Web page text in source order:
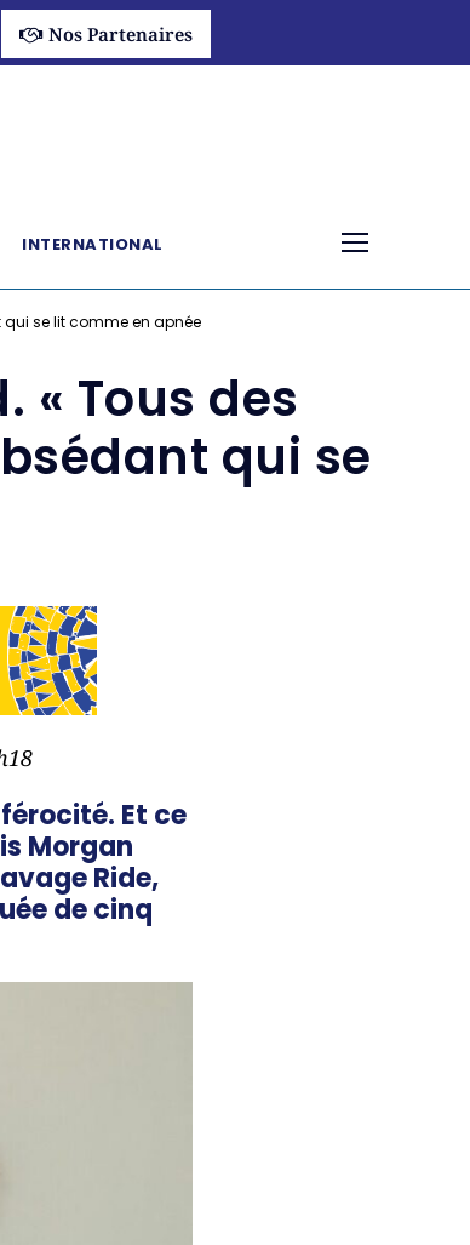
Nos Partenaires
INTERNATIONAL
qui se lit comme en apnée
« Tous des
qui se
Et ce
Morgan
Ride,
de cinq